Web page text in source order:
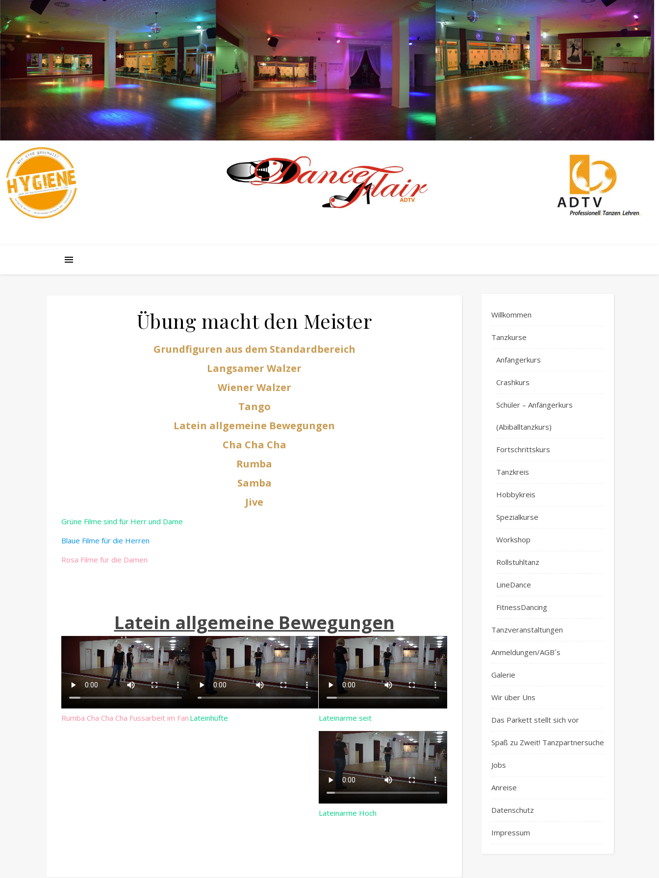
Übung macht den Meister
Grundfiguren aus dem Standardbereich
Langsamer Walzer
Wiener Walzer
Tango
Latein allgemeine Bewegungen
Cha Cha Cha
Rumba
Samba
Jive
Grüne Filme sind für Herr und Dame
Blaue Filme für die Herren
Rosa Filme für die Damen
Latein allgemeine Bewegungen
Rumba Cha Cha Cha Fussarbeit im Fan Lateinhüfte Lateinarme seit
Lateinarme Hoch
Willkommen
Tanzkurse
Anfängerkurs
Crashkurs
Schüler – Anfängerkurs
(Abiballtanzkurs)
Fortschrittskurs
Tanzkreis
Hobbykreis
Spezialkurse
Workshop
Rollstuhltanz
LineDance
FitnessDancing
Tanzveranstaltungen
Anmeldungen/AGB´s
Galerie
Wir über Uns
Das Parkett stellt sich vor
Spaß zu Zweit! Tanzpartnersuche
Jobs
Anreise
Datenschutz
Impressum